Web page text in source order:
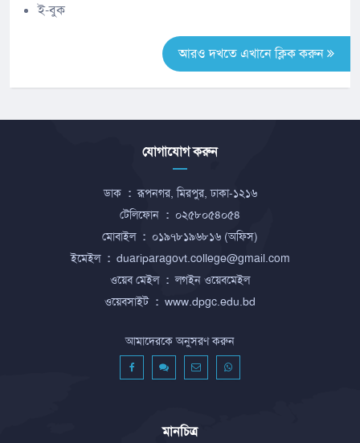
ই-বুক
আরও দখতে এখানে ক্লিক করুন
যোগাযোগ করুন
ডাক : রূপনগর, মিরপুর, ঢাকা-১২১৬
টেলিফোন : ০২৫৮০৫৪০৫৪
মোবাইল : ০১৯৭৮১৯৬৮১৬ (অফিস)
ইমেইল : duariparagovt.college@gmail.com
ওয়েব মেইল : লগইন ওয়েবমেইল
ওয়েবসাইট : www.dpgc.edu.bd
আমাদেরকে অনুসরণ করুন
মানচিত্র